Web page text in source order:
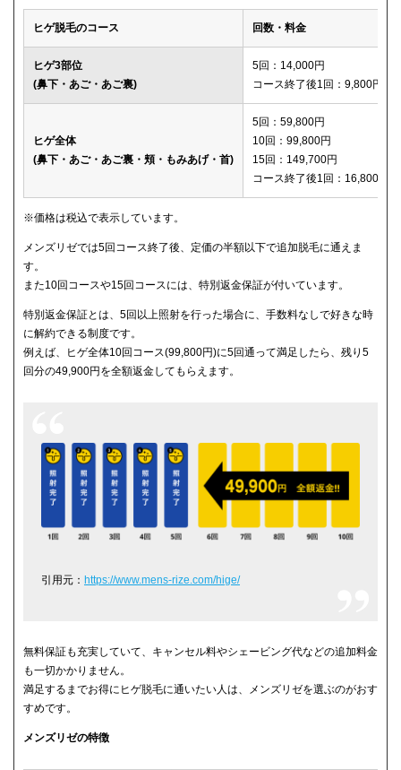
ウィルビークリニックブラック 88,000円
レジーナクリニックオム 132,000円
メディカルエピレーションクリニック 150,600円
ヒゲ脱毛のコース 回数・料金
ヒゲ3部位
(鼻下・あご・あご裏)
5回：14,000円
コース終了後1回：9,800円
ヒゲ全体
(鼻下・あご・あご裏・頬・もみあげ・首)
5回：59,800円
10回：99,800円
15回：149,700円
コース終了後1回：16,800円
※価格は税込で表示しています。
メンズリゼでは5回コース終了後、定価の半額以下で追加脱毛に通えま
す。
また10回コースや15回コースには、特別返金保証が付いています。
特別返金保証とは、5回以上照射を行った場合に、手数料なしで好きな時
に解約できる制度です。
例えば、ヒゲ全体10回コース(99,800円)に5回通って満足したら、残り5
回分の49,900円を全額返金してもらえます。
引用元： https://www.mens-rize.com/hige/
無料保証も充実していて、キャンセル料やシェービング代などの追加料金
も一切かかりません。
満足するまでお得にヒゲ脱毛に通いたい人は、メンズリゼを選ぶのがおす
すめです。
メンズリゼの特徴